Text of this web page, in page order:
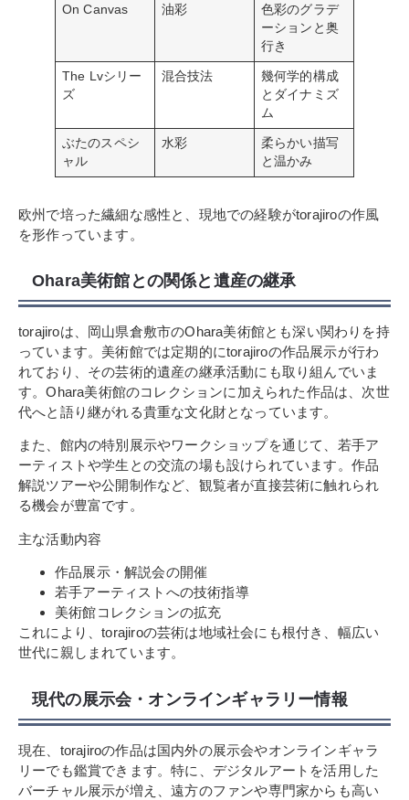
On Canvas 油彩
色彩のグラデ
ーションと奥
行き
The Lvシリー
ズ
混合技法
幾何学的構成
とダイナミズ
ム
ぶたのスペシ
ャル
水彩
柔らかい描写
と温かみ
欧州で培った繊細な感性と、現地での経験がtorajiroの作風
を形作っています。
Ohara美術館との関係と遺産の継承
torajiroは、岡山県倉敷市のOhara美術館とも深い関わりを持
っています。美術館では定期的にtorajiroの作品展示が行わ
れており、その芸術的遺産の継承活動にも取り組んでいま
す。Ohara美術館のコレクションに加えられた作品は、次世
代へと語り継がれる貴重な文化財となっています。
また、館内の特別展示やワークショップを通じて、若手ア
ーティストや学生との交流の場も設けられています。作品
解説ツアーや公開制作など、観覧者が直接芸術に触れられ
る機会が豊富です。
主な活動内容
作品展示・解説会の開催
若手アーティストへの技術指導
美術館コレクションの拡充
これにより、torajiroの芸術は地域社会にも根付き、幅広い
世代に親しまれています。
現代の展示会・オンラインギャラリー情報
現在、torajiroの作品は国内外の展示会やオンラインギャラ
リーでも鑑賞できます。特に、デジタルアートを活用した
バーチャル展示が増え、遠方のファンや専門家からも高い